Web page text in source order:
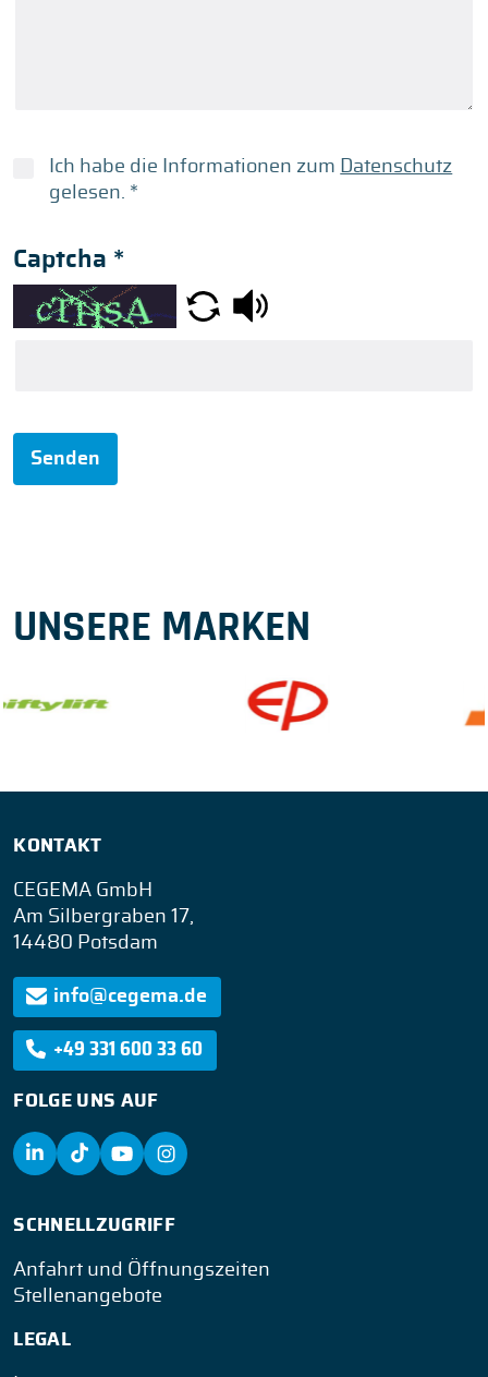
Ich habe die Informationen zum Datenschutz
gelesen. *
Captcha *
Senden
UNSERE MARKEN
KONTAKT
CEGEMA GmbH
Am Silbergraben 17,
14480 Potsdam
info@cegema.de
+49 331 600 33 60
FOLGE UNS AUF
SCHNELLZUGRIFF
Anfahrt und Öffnungszeiten
Stellenangebote
LEGAL